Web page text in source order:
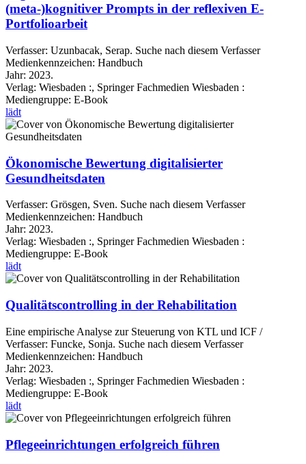
(meta-)kognitiver Prompts in der reflexiven E-
Portfolioarbeit
Verfasser: Uzunbacak, Serap. Suche nach diesem Verfasser
Medienkennzeichen: Handbuch
Jahr: 2023.
Verlag: Wiesbaden :, Springer Fachmedien Wiesbaden :
Mediengruppe: E-Book
lädt
Ökonomische Bewertung digitalisierter
Gesundheitsdaten
Verfasser: Grösgen, Sven. Suche nach diesem Verfasser
Medienkennzeichen: Handbuch
Jahr: 2023.
Verlag: Wiesbaden :, Springer Fachmedien Wiesbaden :
Mediengruppe: E-Book
lädt
Qualitätscontrolling in der Rehabilitation
Eine empirische Analyse zur Steuerung von KTL und ICF /
Verfasser: Funcke, Sonja. Suche nach diesem Verfasser
Medienkennzeichen: Handbuch
Jahr: 2023.
Verlag: Wiesbaden :, Springer Fachmedien Wiesbaden :
Mediengruppe: E-Book
lädt
Pflegeeinrichtungen erfolgreich führen